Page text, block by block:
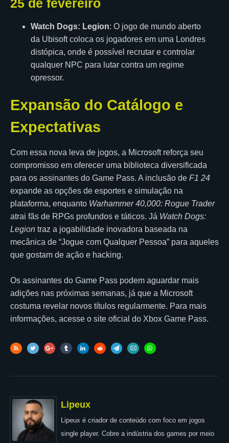
Watch Dogs: Legion: O jogo de mundo aberto
da Ubisoft coloca os jogadores em uma Londres
distópica, onde é possível recrutar e controlar
qualquer NPC para lutar contra um regime
opressor.
Expansão do Catálogo e
Expectativas
Com essa nova leva de jogos, a Microsoft reforça seu
compromisso em oferecer uma biblioteca diversificada
para os assinantes do Game Pass. A inclusão de F1 24
expande as opções de esportes e simulação na
plataforma, enquanto Warhammer 40,000: Rogue Trader
atrai fãs de RPGs profundos e táticos. Já Watch Dogs:
Legion traz a jogabilidade inovadora baseada na
mecânica de “Jogue com Qualquer Pessoa” para aqueles
que gostam de ação e hacking.
Os assinantes do Game Pass podem aguardar mais
adições nas próximas semanas, já que a Microsoft
costuma revelar novos títulos regularmente. Para mais
informações, acesse o site oficial do Xbox Game Pass.
Lipeux
Lipeux é criador de conteúdo com foco em jogos
single player. Cobre a indústria dos games por meio